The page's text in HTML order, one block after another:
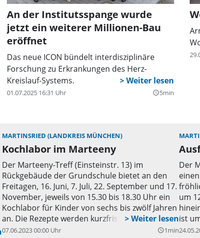
An der Institutsspange wurde
jetzt ein weiterer Millionen-Bau
eröffnet
Das neue ICON bündelt interdisziplinäre
Forschung zu Erkrankungen des Herz-
Kreislauf-Systems.
01.07.2025 16:31 Uhr query_builder5min
MARTINSRIED (LANDKREIS MÜNCHEN)
Kochlabor im Marteeny
Der Marteeny-Treff (Einsteinstr. 13) im
Rückgebäude der Grundschule bietet an den
Freitagen, 16. Juni, 7. Juli, 22. September und 17.
November, jeweils von 15.30 bis 18.30 Uhr ein
Kochlabor für Kinder von sechs bis zwölf Jahren
an. Die Rezepte werden kurzfristig mit den
Kindern vereinbart und stammen aus der
07.06.2023 00:00 Uhr query_builder1min
Der
um
ist
ist